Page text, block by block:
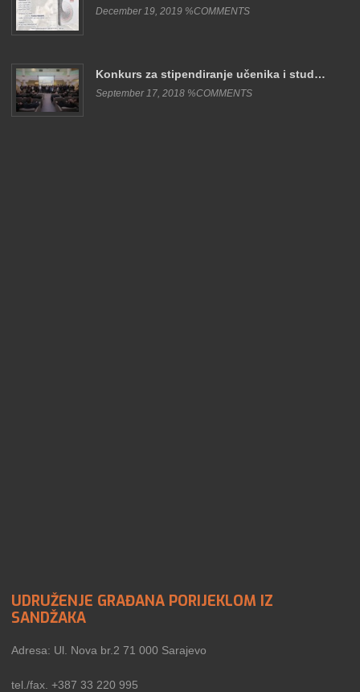
December 19, 2019 %COMMENTS
Konkurs za stipendiranje učenika i stud…
September 17, 2018 %COMMENTS
UDRUŽENJE GRAĐANA PORIJEKLOM IZ
SANDŽAKA
Adresa: Ul. Nova br.2 71 000 Sarajevo
tel./fax. +387 33 220 995